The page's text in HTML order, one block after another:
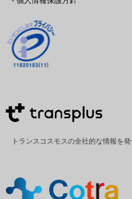
トランスコスモスの全社的な情報を